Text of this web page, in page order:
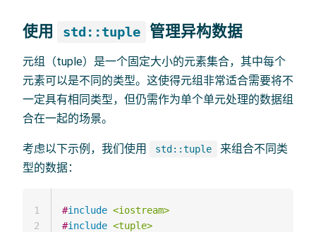
使用 std::tuple 管理异构数据
元组（tuple）是一个固定大小的元素集合，其中每个
元素可以是不同的类型。这使得元组非常适合需要将不
一定具有相同类型，但仍需作为单个单元处理的数据组
合在一起的场景。
考虑以下示例，我们使用 std::tuple
来组合不同类
型的数据：
#include <iostream>
#include <tuple>
1
2